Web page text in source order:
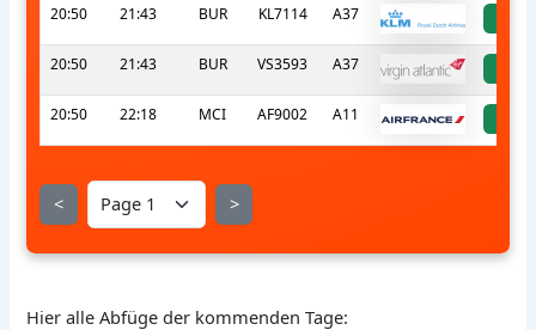
20:50 21:43 BUR KL7114 A37
20:50 21:43 BUR VS3593 A37
20:50 22:18 MCI AF9002 A11
< >
Hier alle Abfüge der kommenden Tage: